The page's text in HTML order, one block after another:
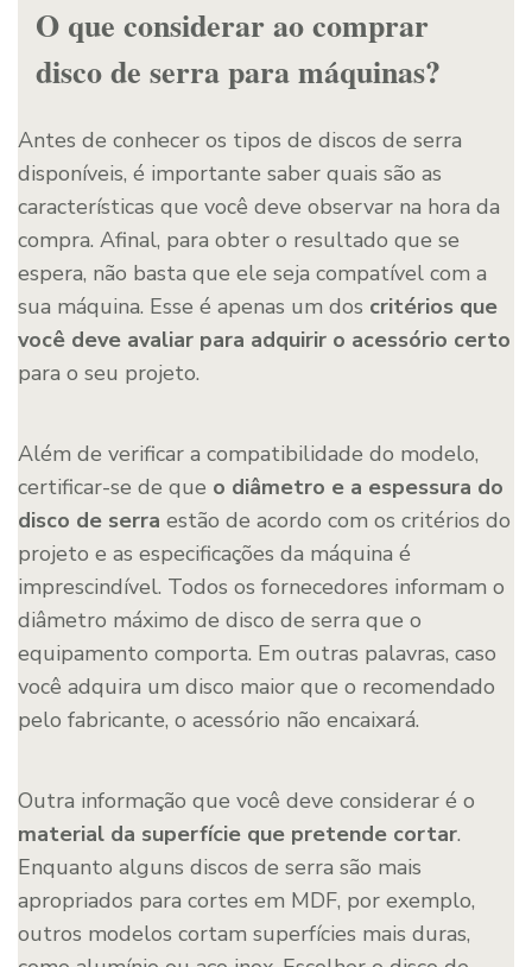
O que considerar ao comprar
disco de serra para máquinas?
Antes de conhecer os tipos de discos de serra
disponíveis, é importante saber quais são as
características que você deve observar na hora da
compra. Afinal, para obter o resultado que se
espera, não basta que ele seja compatível com a
sua máquina. Esse é apenas um dos critérios que
você deve avaliar para adquirir o acessório certo
para o seu projeto.
Além de verificar a compatibilidade do modelo,
certificar-se de que o diâmetro e a espessura do
disco de serra estão de acordo com os critérios do
projeto e as especificações da máquina é
imprescindível. Todos os fornecedores informam o
diâmetro máximo de disco de serra que o
equipamento comporta. Em outras palavras, caso
você adquira um disco maior que o recomendado
pelo fabricante, o acessório não encaixará.
Outra informação que você deve considerar é o
material da superfície que pretende cortar.
Enquanto alguns discos de serra são mais
apropriados para cortes em MDF, por exemplo,
outros modelos cortam superfícies mais duras,